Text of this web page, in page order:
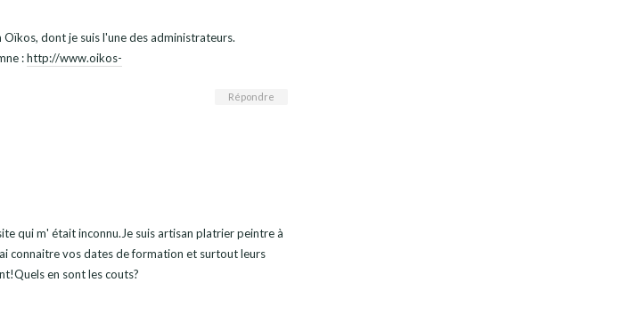
dont je suis l'une des administrateurs.
:http://www.oikos-
Répondre
qui m' était inconnu.Je suis artisan platrier peintre à
connaitre vos dates de formation et surtout leurs
en sont les couts?